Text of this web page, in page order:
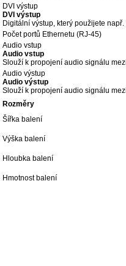
DVI výstup
DVI výstup
Digitální výstup, který použijete
Počet portů Ethernetu (RJ-45)
Audio vstup
Audio vstup
Slouží k propojení audio signálu
Audio výstup
Audio výstup
Slouží k propojení audio signálu
Rozměry
Šířka balení
Výška balení
Hloubka balení
Hmotnost balení